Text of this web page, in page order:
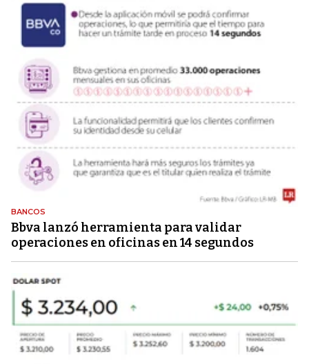
BANCOS
Bbva lanzó herramienta para validar
operaciones en oficinas en 14 segundos